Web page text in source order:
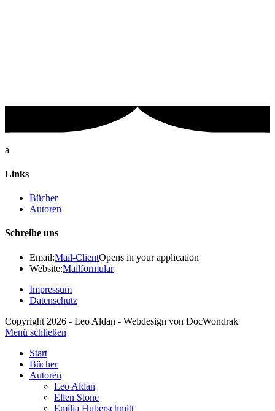
a
Links
Bücher
Autoren
Schreibe uns
Email:Mail-ClientOpens in your application
Website:Mailformular
Impressum
Datenschutz
Copyright 2026 - Leo Aldan - Webdesign von DocWondrak
Menü schließen
Start
Bücher
Autoren
Leo Aldan
Ellen Stone
Emilia Huberschmitt